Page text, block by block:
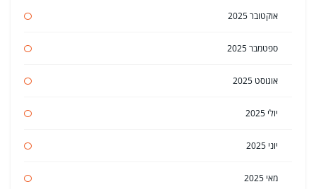
אוקטובר 2025
ספטמבר 2025
אוגוסט 2025
יולי 2025
יוני 2025
מאי 2025